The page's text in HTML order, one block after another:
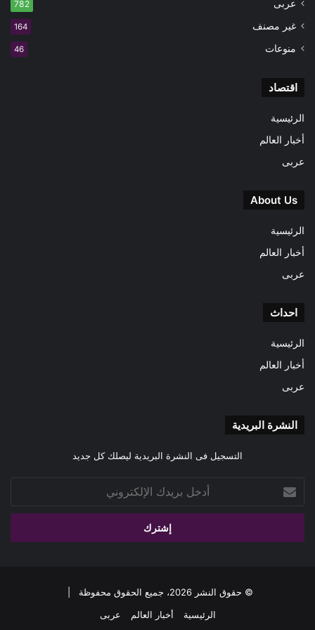
عربى 782
غير مصنف 164
منوعات 46
اقتصاد
الرئيسية
أخبار العالم
عربى
About Us
الرئيسية
أخبار العالم
عربى
احداث
الرئيسية
أخبار العالم
عربى
النشرة البريدية
التسجيل فى النشرة البريدية ليصلك كل جديد
بريدك
الإلكتروني
© حقوق النشر 2026، جميع الحقوق محفوظة |
الرئيسية
أخبار العالم عربى